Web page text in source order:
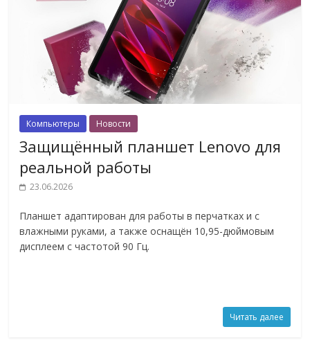
Компьютеры Новости
Защищённый планшет Lenovo для
реальной работы
23.06.2026
Планшет адаптирован для работы в перчатках и с
влажными руками, а также оснащён 10,95-дюймовым
дисплеем с частотой 90 Гц.
Читать далее